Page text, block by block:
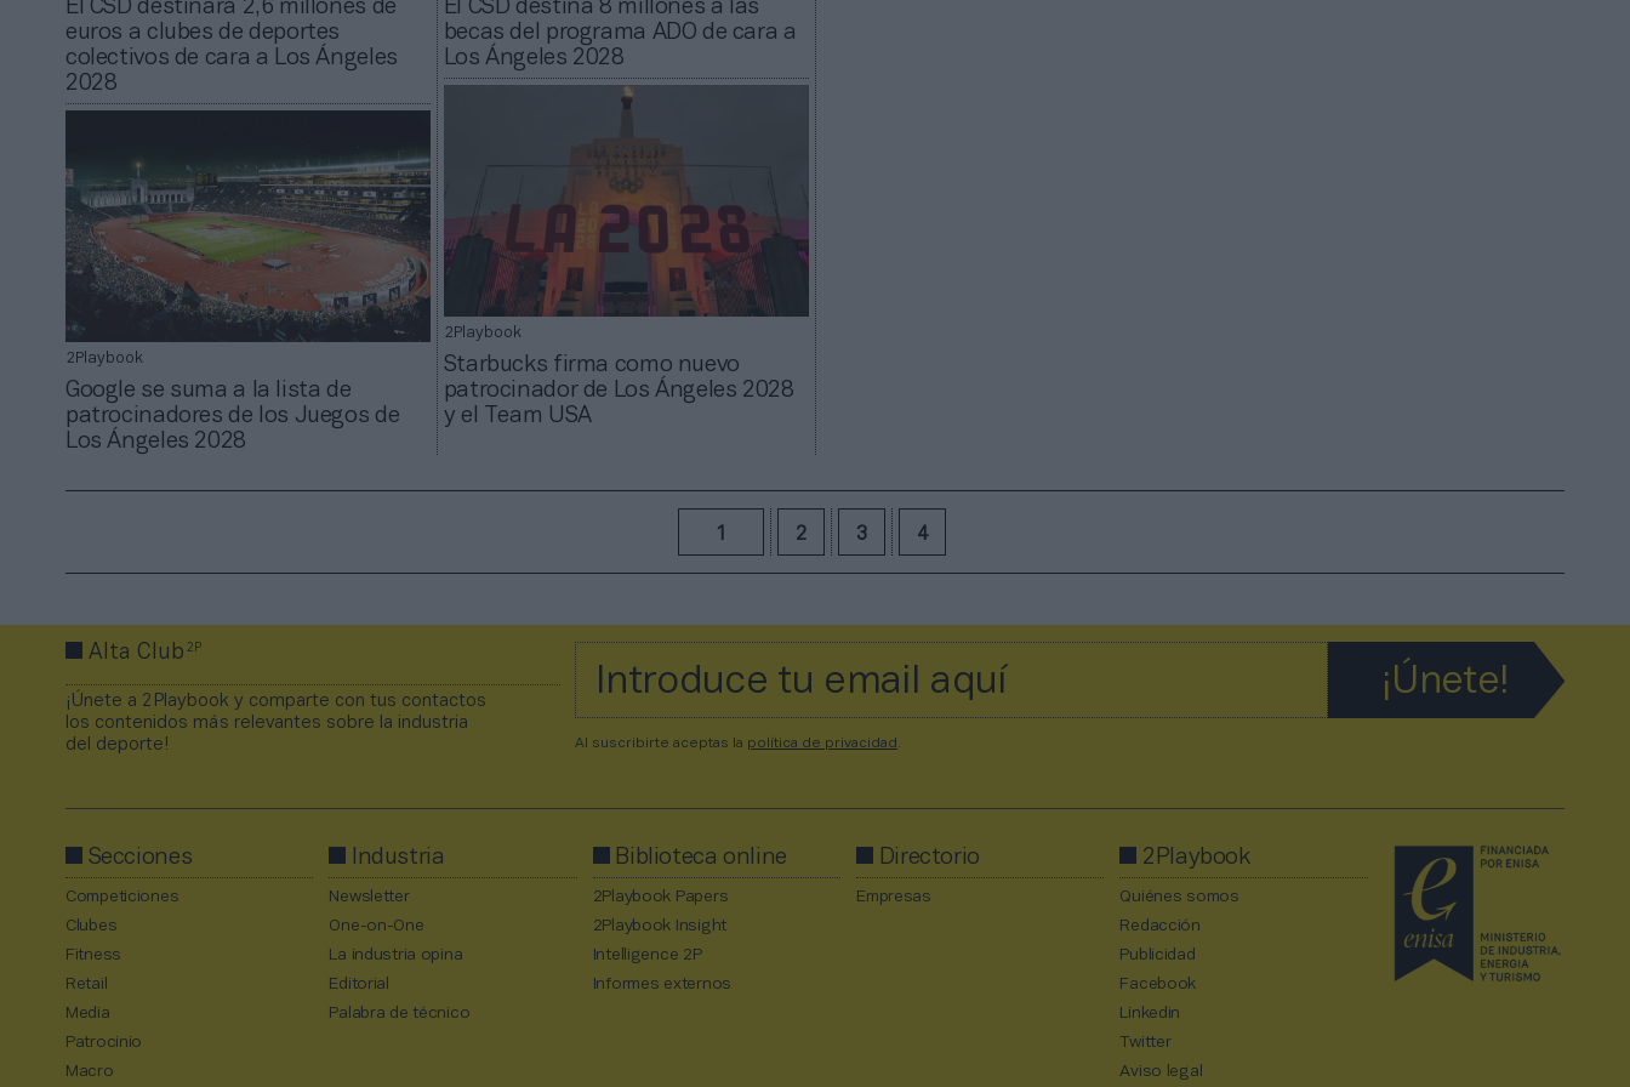
El CSD destinará 2,6 millones de
euros a clubes de deportes
colectivos de cara a Los Ángeles
2028
2Playbook
Google se suma a la lista de
patrocinadores de los Juegos de
Los Ángeles 2028
El CSD destina 8 millones a las
becas del programa ADO de cara a
Los Ángeles 2028
2Playbook
Starbucks firma como nuevo
patrocinador de Los Ángeles 2028
y el Team USA
2 3 4
Alta Club2P
¡Únete a 2Playbook y comparte con tus contactos
los contenidos más relevantes sobre la industria
del deporte!
Al suscribirte aceptas la política de privacidad
Secciones
Competiciones
Clubes
Fitness
Retail
Media
Patrocinio
Macro
Industria
Newsletter
One-on-One
La industria opina
Editorial
Palabra de técnico
Biblioteca online
2Playbook Papers
2Playbook Insight
Intelligence 2P
Informes externos
Directorio
Empresas
2Playbook
Quiénes somos
Redacción
Publicidad
Facebook
Linkedin
Twitter
Aviso legal